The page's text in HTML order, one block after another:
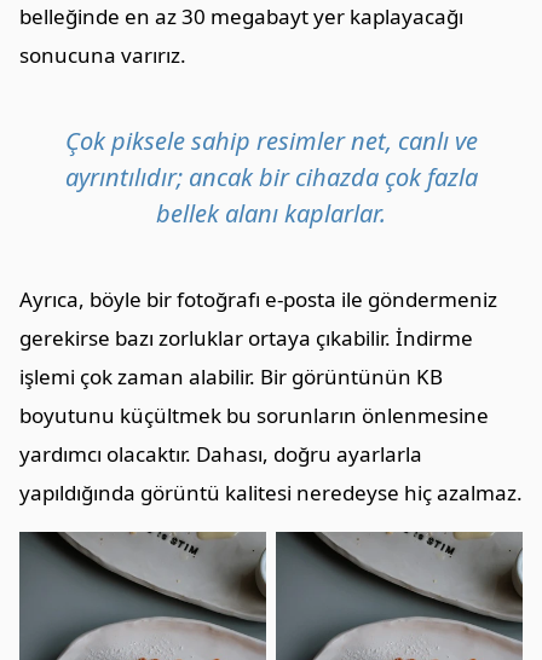
belleğinde en az 30 megabayt yer kaplayacağı
sonucuna varırız.
Çok piksele sahip resimler net, canlı ve
ayrıntılıdır; ancak bir cihazda çok fazla
bellek alanı kaplarlar.
Ayrıca, böyle bir fotoğrafı e-posta ile göndermeniz
gerekirse bazı zorluklar ortaya çıkabilir. İndirme
işlemi çok zaman alabilir. Bir görüntünün KB
boyutunu küçültmek bu sorunların önlenmesine
yardımcı olacaktır. Dahası, doğru ayarlarla
yapıldığında görüntü kalitesi neredeyse hiç azalmaz.